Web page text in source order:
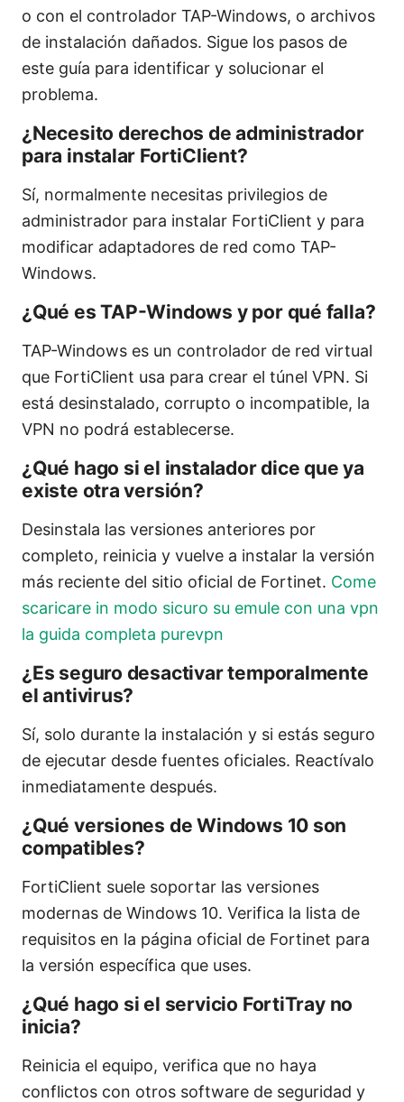
o con el controlador TAP-Windows, o archivos
de instalación dañados. Sigue los pasos de
este guía para identificar y solucionar el
problema.
¿Necesito derechos de administrador
para instalar FortiClient?
Sí, normalmente necesitas privilegios de
administrador para instalar FortiClient y para
modificar adaptadores de red como TAP-
Windows.
¿Qué es TAP-Windows y por qué falla?
TAP-Windows es un controlador de red virtual
que FortiClient usa para crear el túnel VPN. Si
está desinstalado, corrupto o incompatible, la
VPN no podrá establecerse.
¿Qué hago si el instalador dice que ya
existe otra versión?
Desinstala las versiones anteriores por
completo, reinicia y vuelve a instalar la versión
más reciente del sitio oficial de Fortinet. Come
scaricare in modo sicuro su emule con una vpn
la guida completa purevpn
¿Es seguro desactivar temporalmente
el antivirus?
Sí, solo durante la instalación y si estás seguro
de ejecutar desde fuentes oficiales. Reactívalo
inmediatamente después.
¿Qué versiones de Windows 10 son
compatibles?
FortiClient suele soportar las versiones
modernas de Windows 10. Verifica la lista de
requisitos en la página oficial de Fortinet para
la versión específica que uses.
¿Qué hago si el servicio FortiTray no
inicia?
Reinicia el equipo, verifica que no haya
conflictos con otros software de seguridad y